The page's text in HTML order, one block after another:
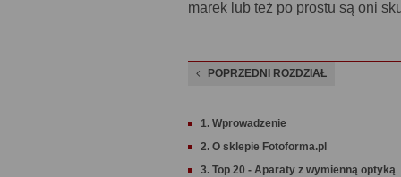
marek lub też po prostu są oni
POPRZEDNI ROZDZIAŁ
1. Wprowadzenie
2. O sklepie Fotoforma.pl
3. Top 20 - Aparaty z wymienną optyką